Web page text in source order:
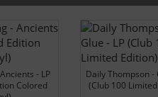
- LP
Colored
Daily Thompson -
(Club 100